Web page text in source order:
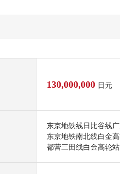
130,000,000 日元
东京地铁线日比谷线
东京地铁南北线白金
都营三田线白金高轮